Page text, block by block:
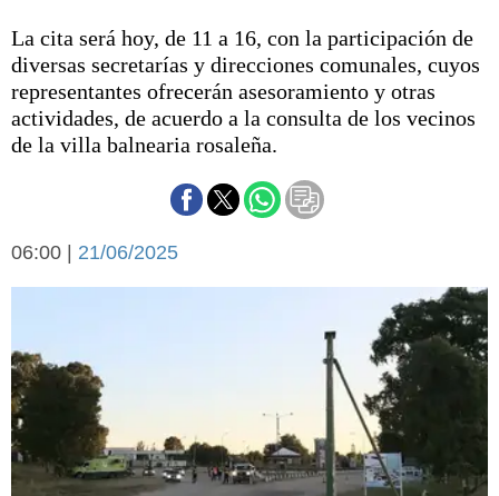
Deportes
Escenario Olímpico
Liga del Sur
Básquetbol
Fútbol
Federal A
Aplausos
Cines
Economía y campo
libre
Es viral
El tiempo
La cita será hoy, de 11 a 16, con la participación de
diversas secretarías y direcciones comunales, cuyos
representantes ofrecerán asesoramiento y otras
actividades, de acuerdo a la consulta de los vecinos
de la villa balnearia rosaleña.
06:00 | 21/06/2025